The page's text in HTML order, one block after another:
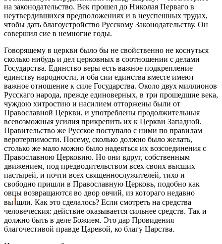
на законодательство. Век прошел до Николая Перваго в
неутвердившихся предположениях и в неуспешных трудах,
чтобы дать благоустройство Русскому Законодательству. Он
совершил сие в немногие годы.
Говорящему в церкви было бы не свойственно не коснуться
сколько нибудь и дел церковных в соотношении с делами
Государства. Единство веры есть важное подкрепление
единству народности, и оба сии единства вместе имеют
важное отношение к силе Государства. Около двух миллионов
Русскаго народа, прежде единоверных, в три прошедшие века,
чуждою хитростию и насилием отторжены были от
Православной Церкви, и употреблены продолжительныя
всевозможныя усилия прикрепить их к Церкви Западной.
Правительство же Русское поступало с ними по правилам
веротерпимости. Посему, сколько должно было желать,
столько же мало можно было надеяться их возсоединения с
Православною Церковию. Но они вдруг, собственным
движением, под предводительством всех своих высших
пастырей, и почти всех священнослужителей, тихо и
свободно пришли в Православную Церковь, подобно как
овцы возвращаются во двор овчий, из котораго недавно
вы шли. Как это сделалось? Если смотреть на средства
человеческия: действие оказывается сильнее средств. Так и
должно быть в деле Божием. Это дар Провидения
благочестивой правде Царевой, ко благу Царства.